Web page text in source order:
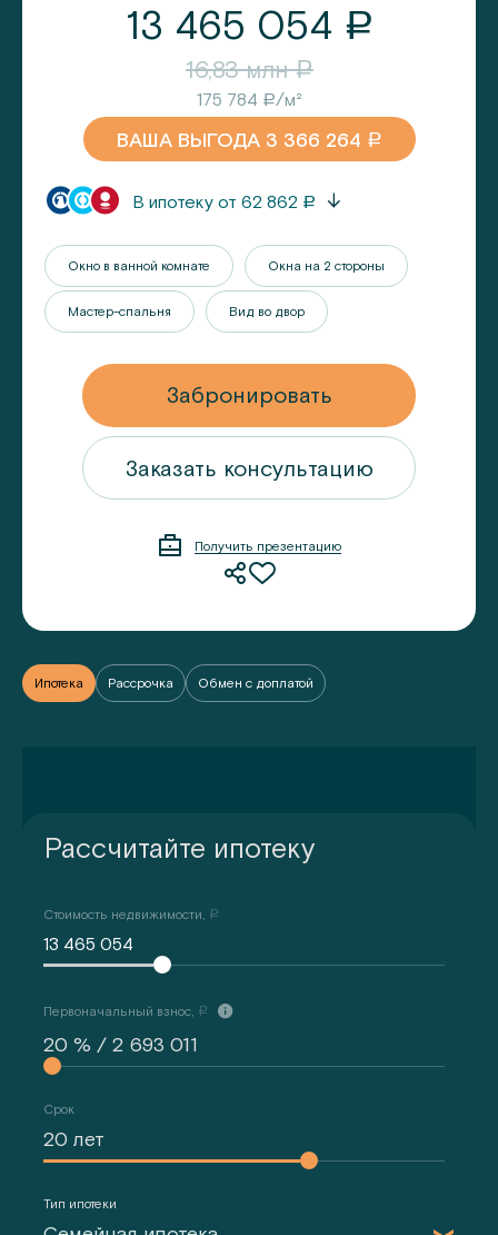
Получить презентацию
13 465 054 a
16,83млнa
175 784 a/м²
ВАША ВЫГОДА 3 366 264 a
В ипотеку от 62 862 a
Окно в ванной комнате Окна на 2 стороны
Мастер-спальня Вид во двор
Забронировать
Заказать консультацию
Ипотека Рассрочка Обмен с доплатой
Рассчитайте ипотеку
Стоимость недвижимости, a
13 465 054
Первоначальный взнос, a
Срок
Тип ипотеки